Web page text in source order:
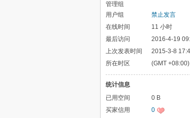
管理组
用户组
禁止发言
在线时间
11 小时
最后访问
2016-4-19
上次发表时间
2015-3-8
所在时区
(GMT
统计信息
已用空间
0 B
买家信用
0